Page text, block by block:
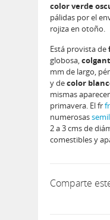
color verde
pálidas por el
rojiza en otoño.
Está provista de
globosa,
mm de largo,
y decolor
mismas
primavera. El fr
numerosas
2 a 3 cms de
comestibles y
Comparte